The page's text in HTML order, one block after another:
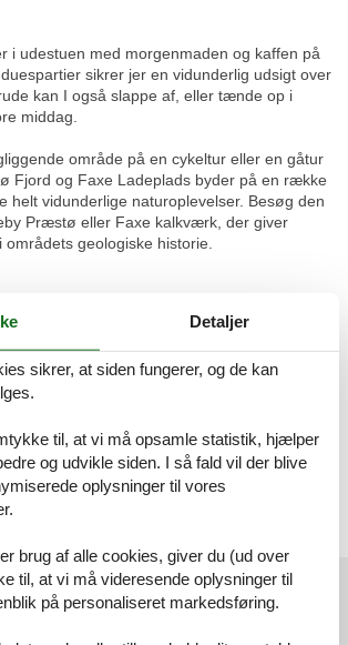
i udestuen med morgenmaden og kaffen på
sikrer jer en vidunderlig udsigt over
kan I også slappe af, eller tænde op i
middag.
område på en cykeltur eller en gåtur
Fjord og Faxe Ladeplads byder på en række
helt vidunderlige naturoplevelser. Besøg den
Præstø eller Faxe kalkværk, der giver
geologiske historie.
2 personer
og koldt vand, Bruser
terrasse
gæsteanmeldelser
Vores gæsteanmeldelser
Detaljer
sikrer, at siden fungerer, og de kan
til, at vi må opsamle statistik, hjælper
og udvikle siden. I så fald vil der blive
oplysninger til vores
brug af alle cookies, giver du (ud over
til, at vi må videresende oplysninger til
på personaliseret markedsføring.